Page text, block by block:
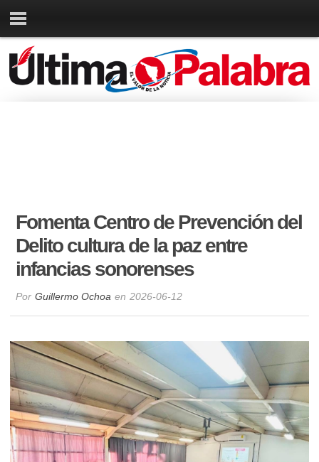
Fomenta Centro de Prevención del
Delito cultura de la paz entre
infancias sonorenses
Por Guillermo Ochoa en 2026-06-12